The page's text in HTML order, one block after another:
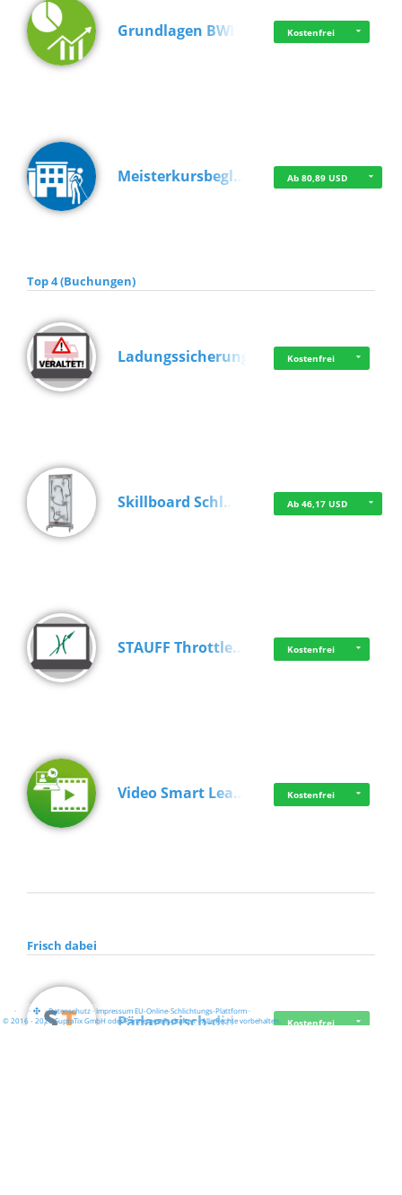
Grundlagen BWL Kostenfrei
Meisterkursbegl… Ab 80,89 USD
Top 4 (Buchungen)
Ladungssicherung Kostenfrei
Skillboard Schl… Ab 46,17 USD
STAUFF Throttle… Kostenfrei
Video Smart Lea… Kostenfrei
Frisch dabei
Pädagogisch-did… Kostenfrei
· · ·Datenschutz·Impressum EU-Online-Schlichtungs-Plattform·
© 2016 - 2026 SupraTix GmbH oder Partnergesellschaften - Alle Rechte vorbehalten.